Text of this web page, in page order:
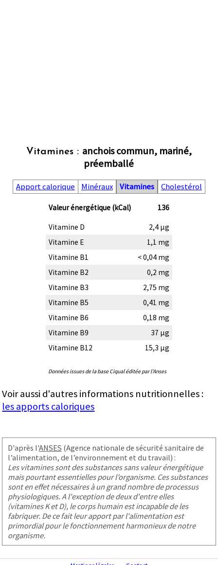
Vitamines : anchois commun, mariné,
préemballé
Apport calorique Minéraux Vitamines Cholestérol
Valeur énergétique (kCal) 136
Vitamine D
2,4 µg
Vitamine E
1,1 mg
Vitamine B1
< 0,04 mg
Vitamine B2
0,2 mg
Vitamine B3
2,75 mg
Vitamine B5
0,41 mg
Vitamine B6
0,18 mg
Vitamine B9
37 µg
Vitamine B12
15,3 µg
Données issues de la base Ciqual éditée par l'Anses
Voir aussi d'autres informations nutritionnelles :
les apports caloriques
D'après l'ANSES (Agence nationale de sécurité sanitaire de
l’alimentation, de l’environnement et du travail) :
Les vitamines sont des substances sans valeur énergétique
mais pourtant essentielles pour l’organisme. Ces substances
sont en effet nécessaires à un grand nombre de processus
physiologiques. A l'exception de deux d'entre elles
(vitamines K et D), le corps humain est incapable de les
fabriquer. De ce fait leur apport par l'alimentation est
primordial pour le fonctionnement harmonieux de notre
organisme.